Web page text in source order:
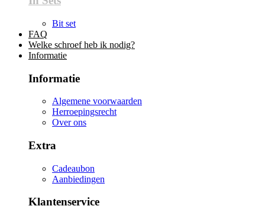
Bit set
FAQ
Welke schroef heb ik nodig?
Informatie
Informatie
Algemene voorwaarden
Herroepingsrecht
Over ons
Extra
Cadeaubon
Aanbiedingen
Klantenservice